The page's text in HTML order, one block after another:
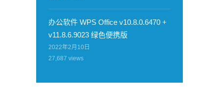
办公软件 WPS Office v10.8.0.6470 +
v11.8.6.9023 绿色便携版
2022年2月10日
27,687 views